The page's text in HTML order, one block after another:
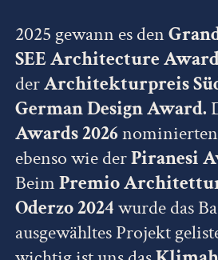
2025 gewann es den
SEE Architecture
derArchitekturpreis
German Design Award.
Awards 2026nominierten
ebenso wie derPiranesi
Beim Premio
Oderzo 2024 wurde das
ausgewähltes Projekt